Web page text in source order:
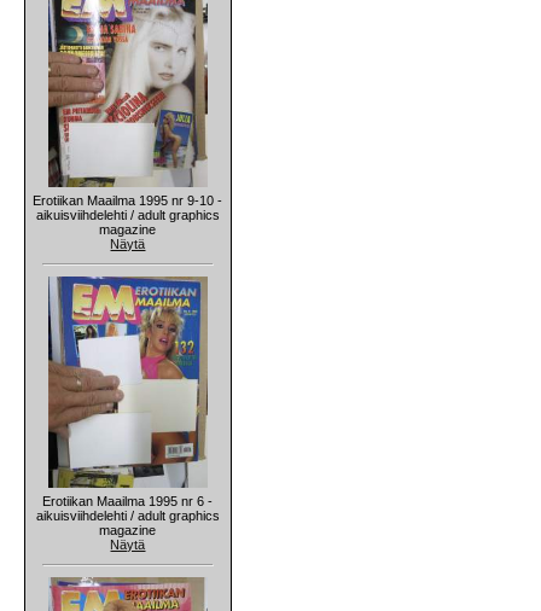
Erotiikan Maailma 1995 nr 9-10 -
aikuisviihdelehti / adult graphics
magazine
Näytä
Erotiikan Maailma 1995 nr 6 -
aikuisviihdelehti / adult graphics
magazine
Näytä